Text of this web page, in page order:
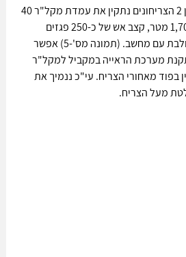
באחורי מרכז הצריח בין 2 הצריחונים נתקין את עמדת מקל"ר 40
מ"מ. למקל"ר טווח של 1,700 מטר, קצב אש של כ-250 פגזים
לדקה ומערכת ראייה משולבת עם מחשב. (תמונה מס'-5) אפשר
מערכת הראייה במקביל למקל"ר
מאחורי הצריח. עי"כ ננמיך את
מעל הצריח.